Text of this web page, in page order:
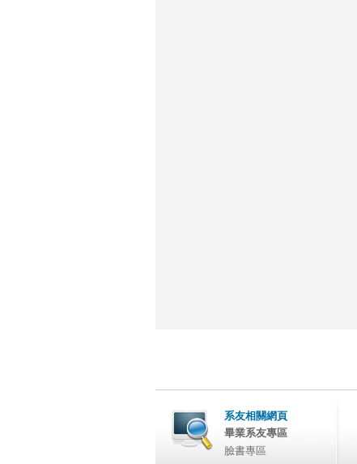
系友相關網頁
畢業系友專區
臉書專區